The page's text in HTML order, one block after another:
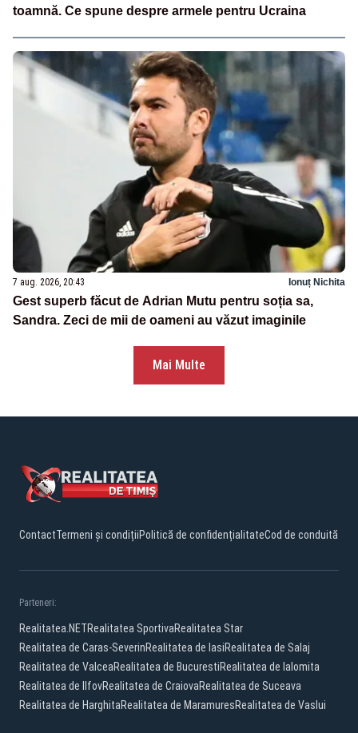
toamnă. Ce spune despre armele pentru Ucraina
7 aug. 2026, 20:43 Ionuț Nichita
Gest superb făcut de Adrian Mutu pentru soția sa,
Sandra. Zeci de mii de oameni au văzut imaginile
Mai Multe
ContactTermeni și condițiiPolitică de confidențialitateCod de conduită
Parteneri:
Realitatea.NETRealitatea SportivaRealitatea Star
Realitatea de Caras-SeverinRealitatea de IasiRealitatea de Salaj
Realitatea de ValceaRealitatea de BucurestiRealitatea de Ialomita
Realitatea de IlfovRealitatea de CraiovaRealitatea de Suceava
Realitatea de HarghitaRealitatea de MaramuresRealitatea de Vaslui